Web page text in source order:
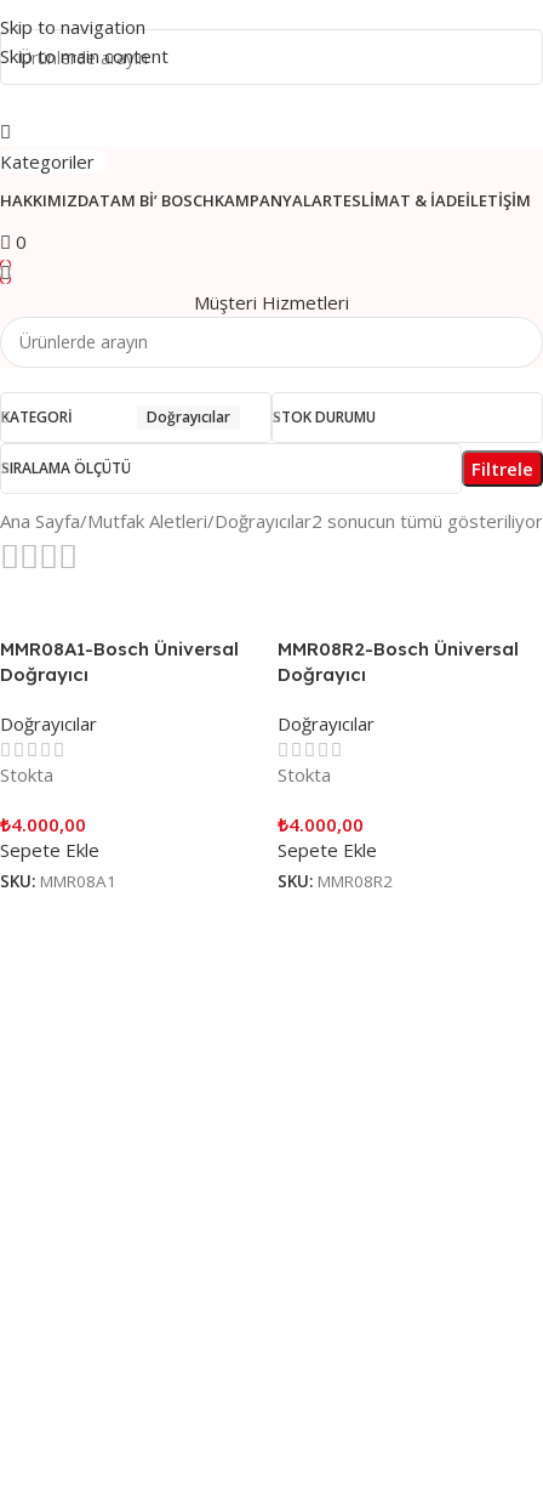
Skip to navigation
Skip to main content
Kategoriler
HAKKIMIZDATAM BI’ BOSCHKAMPANYALARTESLIMAT & İADEİLETIŞIM
0
Müşteri Hizmetleri
KATEGORI Doğrayıcılar STOK DURUMU
SIRALAMA ÖLÇÜTÜ Filtrele
Ana Sayfa Mutfak Aletleri Doğrayıcılar2 sonucun tümü gösteriliyor
MMR08A1-Bosch Üniversal
Doğrayıcı
Doğrayıcılar
Stokta
₺4.000,00
Sepete Ekle
SKU: MMR08A1
MMR08R2-Bosch Üniversal
Doğrayıcı
Doğrayıcılar
Stokta
₺4.000,00
Sepete Ekle
SKU: MMR08R2